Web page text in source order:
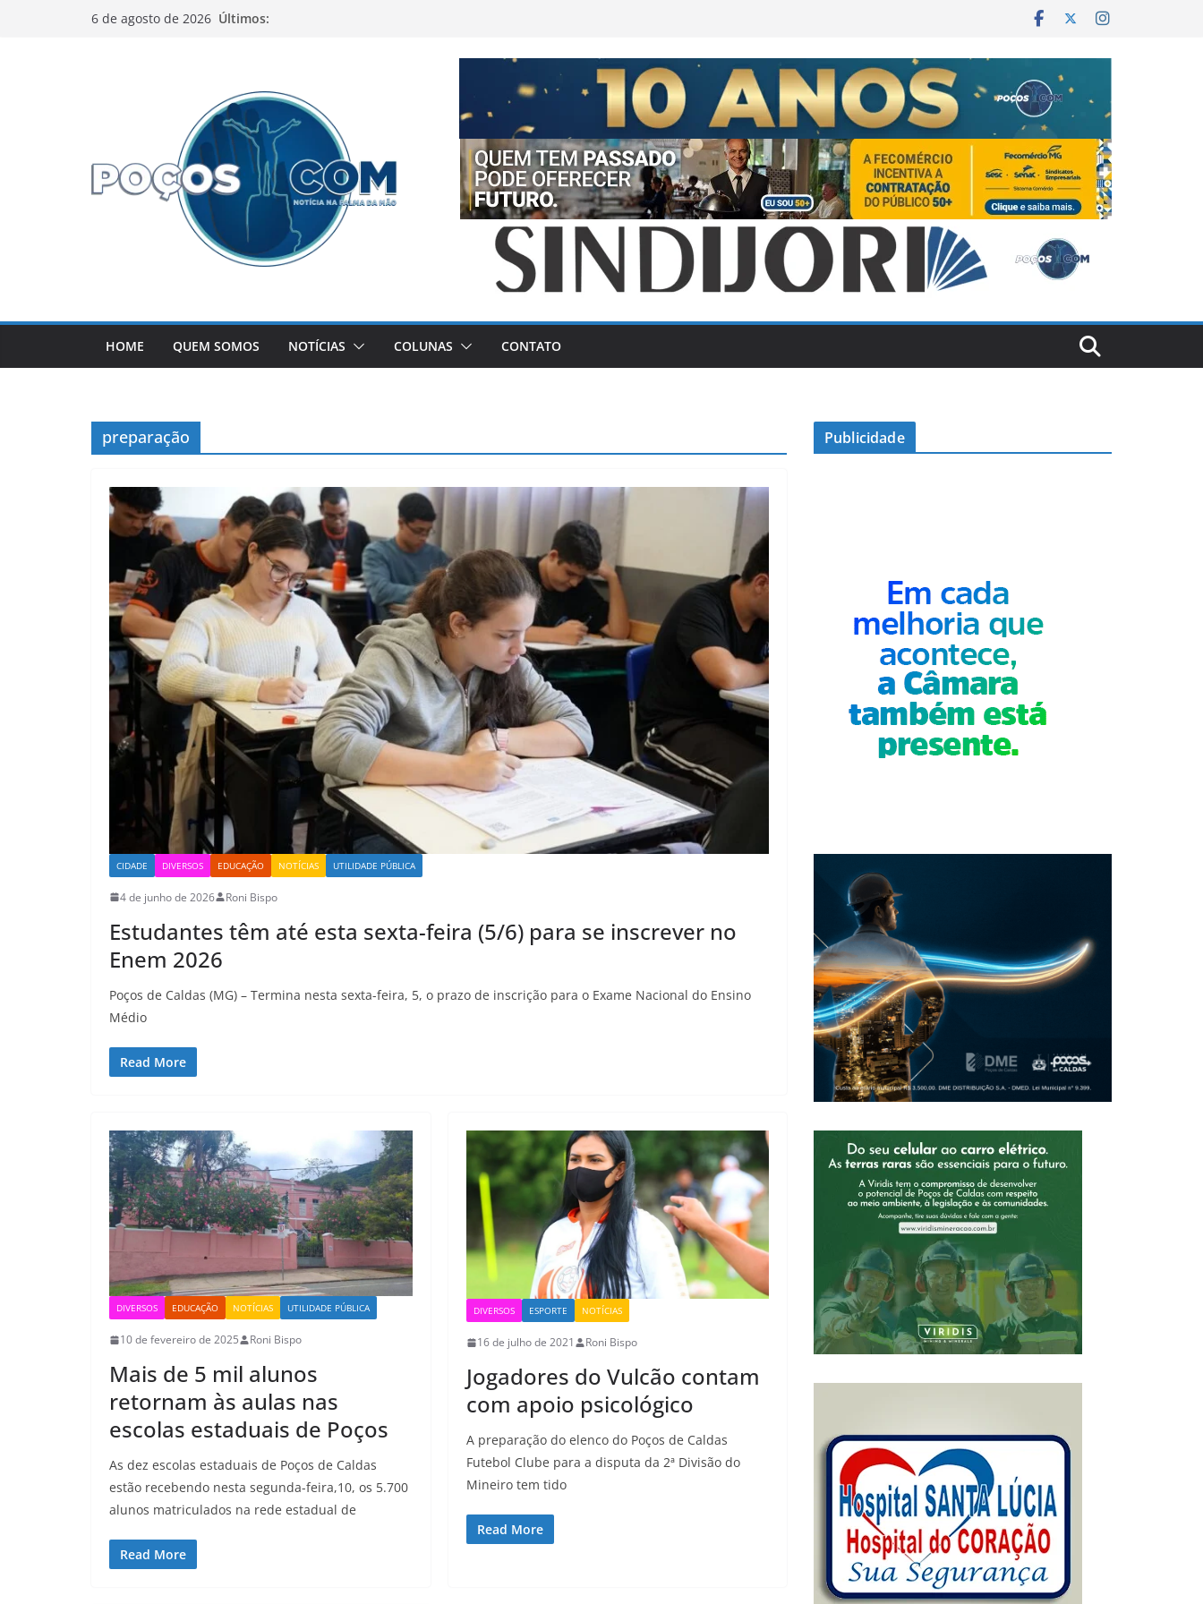
6 de agosto de 2026 Últimos:
HOME QUEM SOMOS NOTÍCIAS COLUNAS CONTATO
preparação
CIDADE DIVERSOS EDUCAÇÃO NOTÍCIAS UTILIDADE PÚBLICA
4 de junho de 2026 Roni Bispo
Estudantes têm até esta sexta-feira (5/6) para se inscrever no
Enem 2026
Poços de Caldas (MG) – Termina nesta sexta-feira, 5, o prazo de inscrição para o Exame Nacional do Ensino
Médio
Read More
DIVERSOS EDUCAÇÃO NOTÍCIAS UTILIDADE PÚBLICA
10 de fevereiro de 2025 Roni Bispo
Mais de 5 mil alunos
retornam às aulas nas
escolas estaduais de Poços
As dez escolas estaduais de Poços de Caldas
estão recebendo nesta segunda-feira,10, os 5.700
alunos matriculados na rede estadual de
Read More
DIVERSOS ESPORTE NOTÍCIAS
16 de julho de 2021 Roni Bispo
Jogadores do Vulcão contam
com apoio psicológico
A preparação do elenco do Poços de Caldas
Futebol Clube para a disputa da 2ª Divisão do
Mineiro tem tido
Read More
Publicidade